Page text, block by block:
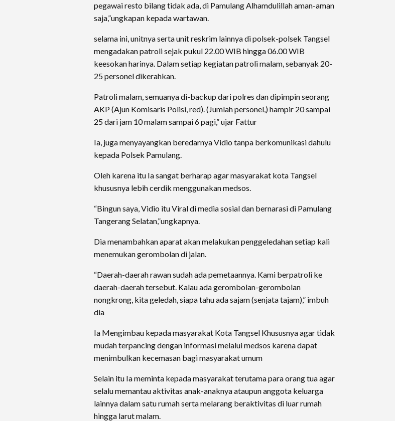
pegawai resto bilang tidak ada, di Pamulang Alhamdulillah aman-aman
saja,”ungkapan kepada wartawan.
selama ini, unitnya serta unit reskrim lainnya di polsek-polsek Tangsel
mengadakan patroli sejak pukul 22.00 WIB hingga 06.00 WIB
keesokan harinya. Dalam setiap kegiatan patroli malam, sebanyak 20-
25 personel dikerahkan.
Patroli malam, semuanya di-backup dari polres dan dipimpin seorang
AKP (Ajun Komisaris Polisi, red). (Jumlah personel,) hampir 20 sampai
25 dari jam 10 malam sampai 6 pagi,” ujar Fattur
Ia, juga menyayangkan beredarnya Vidio tanpa berkomunikasi dahulu
kepada Polsek Pamulang.
Oleh karena itu Ia sangat berharap agar masyarakat kota Tangsel
khususnya lebih cerdik menggunakan medsos.
“Bingun saya, Vidio itu Viral di media sosial dan bernarasi di Pamulang
Tangerang Selatan,”ungkapnya.
Dia menambahkan aparat akan melakukan penggeledahan setiap kali
menemukan gerombolan di jalan.
“Daerah-daerah rawan sudah ada pemetaannya. Kami berpatroli ke
daerah-daerah tersebut. Kalau ada gerombolan-gerombolan
nongkrong, kita geledah, siapa tahu ada sajam (senjata tajam),” imbuh
dia
Ia Mengimbau kepada masyarakat Kota Tangsel Khususnya agar tidak
mudah terpancing dengan informasi melalui medsos karena dapat
menimbulkan kecemasan bagi masyarakat umum
Selain itu Ia meminta kepada masyarakat terutama para orang tua agar
selalu memantau aktivitas anak-anaknya ataupun anggota keluarga
lainnya dalam satu rumah serta melarang beraktivitas di luar rumah
hingga larut malam.